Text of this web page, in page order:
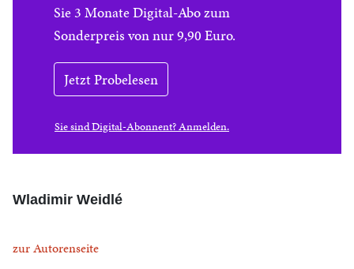
Sie 3 Monate Digital-Abo zum
Sonderpreis von nur 9,90 Euro.
Jetzt Probelesen
Sie sind Digital-Abonnent? Anmelden.
Wladimir Weidlé
zur Autorenseite